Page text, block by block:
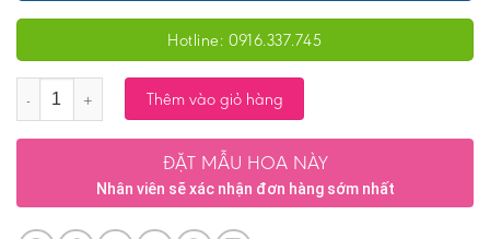
Hotline: 0916.337.745
Số lượng Thêm vào giỏ hàng
ĐẶT MẪU HOA NÀY
Nhân viên sẽ xác nhận đơn hàng sớm nhất